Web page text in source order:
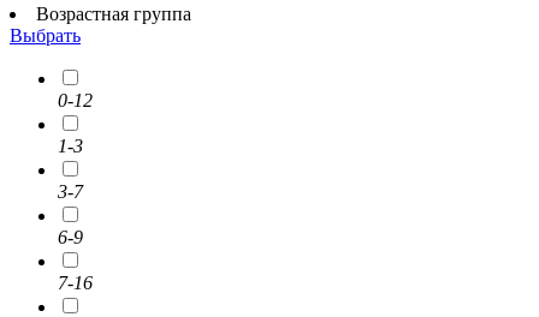
Возрастная группа
Выбрать
0-12
1-3
3-7
6-9
7-16